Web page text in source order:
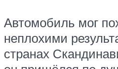
Автомобиль мог
неплохими
странах